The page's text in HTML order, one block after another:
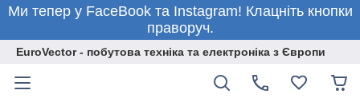
Ми тепер у FaceBook та Instagram! Клацніть кнопки
праворуч.
EuroVector - побутова техніка та електроніка з Європи